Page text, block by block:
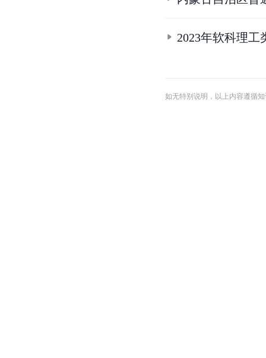
2023年软科理
如无特别说明，以上内容遵循